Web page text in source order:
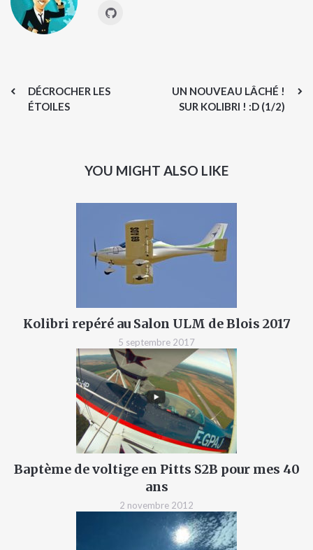
DÉCROCHER LES
ÉTOILES
UN NOUVEAU LÂCHÉ !
SUR KOLIBRI ! :D (1/2)
YOU MIGHT ALSO LIKE
Kolibri repéré au Salon ULM de Blois 2017
5 septembre 2017
Baptème de voltige en Pitts S2B pour mes 40
ans
2 novembre 2012